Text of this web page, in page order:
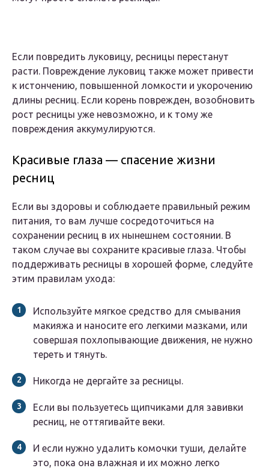
Если повредить луковицу, ресницы перестанут
расти. Повреждение луковиц также может привести
к истончению, повышенной ломкости и укорочению
длины ресниц. Если корень поврежден, возобновить
рост ресницы уже невозможно, и к тому же
повреждения аккумулируются.
Красивые глаза — спасение жизни
ресниц
Если вы здоровы и соблюдаете правильный режим
питания, то вам лучше сосредоточиться на
сохранении ресниц в их нынешнем состоянии. В
таком случае вы сохраните красивые глаза. Чтобы
поддерживать ресницы в хорошей форме, следуйте
этим правилам ухода:
Используйте мягкое средство для смывания
макияжа и наносите его легкими мазками, или
совершая похлопывающие движения, не нужно
тереть и тянуть.
Никогда не дергайте за ресницы.
Если вы пользуетесь щипчиками для завивки
ресниц, не оттягивайте веки.
И если нужно удалить комочки туши, делайте
это, пока она влажная и их можно легко